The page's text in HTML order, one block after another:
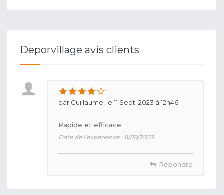
Deporvillage avis clients
par Guillaume, le 11 Sept. 2023 à 12h46
Rapide et efficace
Date de l'expérience : 11/09/2023
Répondre